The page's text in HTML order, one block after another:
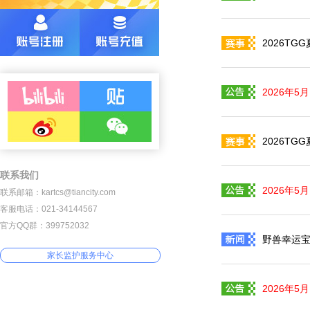
联系我们
联系邮箱：kartcs@tiancity.com
客服电话：021-34144567
官方QQ群：399752032
家长监护服务中心
2026TGG
2026年5
2026TGG
2026年5
野兽幸运
2026年5